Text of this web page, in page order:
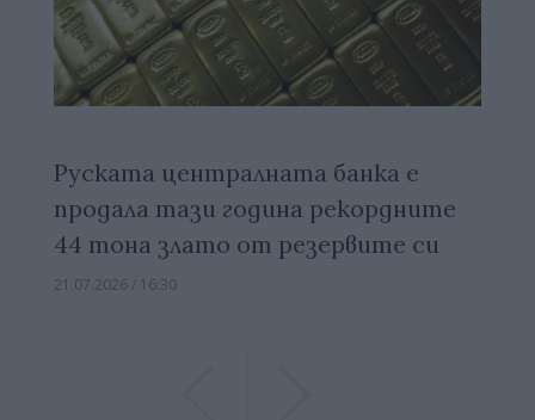
Руската централната банка е
продала тази година рекордните
44 тона злато от резервите си
21.07.2026 / 16:30